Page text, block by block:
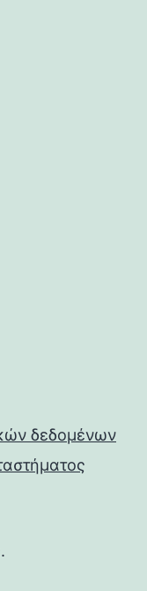
δεδομένων